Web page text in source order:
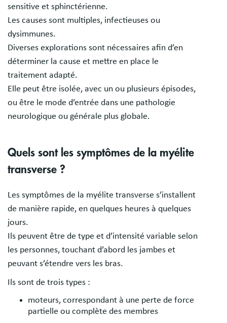
sensitive et sphinctérienne.
Les causes sont multiples, infectieuses ou
dysimmunes.
Diverses explorations sont nécessaires afin d’en
déterminer la cause et mettre en place le
traitement adapté.
Elle peut être isolée, avec un ou plusieurs épisodes,
ou être le mode d’entrée dans une pathologie
neurologique ou générale plus globale.
Quels sont les symptômes de la myélite
transverse ?
Les symptômes de la myélite transverse s’installent
de manière rapide, en quelques heures à quelques
jours.
Ils peuvent être de type et d’intensité variable selon
les personnes, touchant d’abord les jambes et
peuvant s’étendre vers les bras.
Ils sont de trois types :
moteurs, correspondant à une perte de force
partielle ou complète des membres